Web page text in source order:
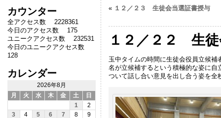
カウンター
全アクセス数 2228361
今日のアクセス数 175
ユニークアクセス数 232531
今日のユニークアクセス数
128
カレンダー
2026年8月
月
火 水 木 金 土 日
1
2
3
4 5 6 7 8
9
« １２／２３ 生徒会当選証書授与
１２／２２ 生
玉中タイムの時間に生徒会役員立候
名が立候補するという積極的な姿に
ついて話し合い意見を出し合う姿を全